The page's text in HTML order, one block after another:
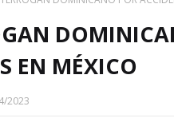
EN MÉXICO
2023